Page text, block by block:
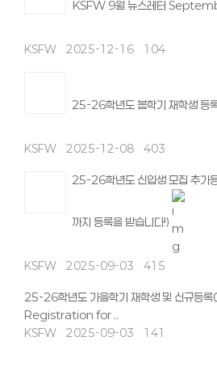
KSFW 9월 뉴스레터
KSFW 2025-12-16 104
25-26학년도 봄학기 재학생 등
KSFW 2025-12-08 403
25-26학년도 신입생 모집 추가
까지 등록을 받습니다!)
KSFW 2025-09-03 415
25-26학년도 가을학기 재학생 및 신규등록
Registration for ..
KSFW 2025-09-03 141